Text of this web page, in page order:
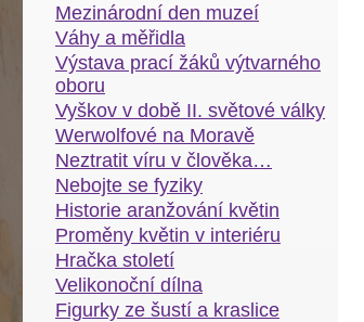
Mezinárodní den muzeí
Váhy a měřidla
Výstava prací žáků výtvarného
oboru
Vyškov v době II. světové války
Werwolfové na Moravě
Neztratit víru v člověka…
Nebojte se fyziky
Historie aranžování květin
Proměny květin v interiéru
Hračka století
Velikonoční dílna
Figurky ze šustí a kraslice